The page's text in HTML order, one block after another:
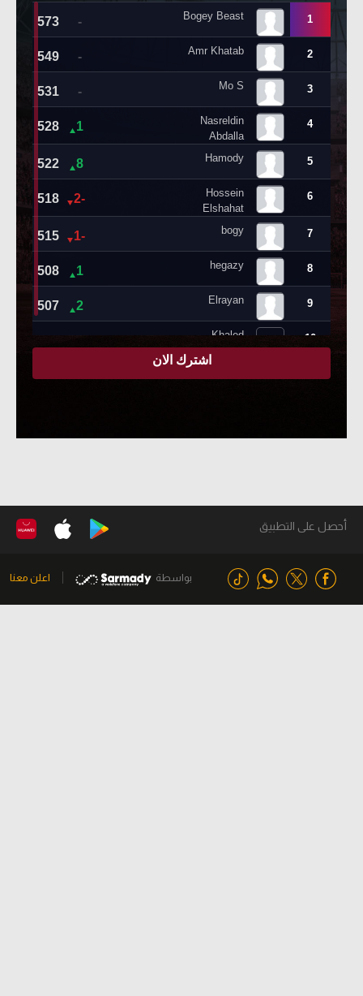
أحصل على التطبيق
بواسطة اعلن معنا